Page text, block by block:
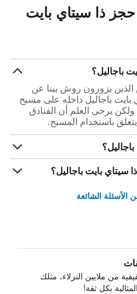
حجز ذا سيتاي بايت
باجاليل؟
يزورون روش بينا عن
باجاليل داخله على مسبح
ولكن يرجى العلم أن الفنادق
باستخدام المسبح.
سيتاي بايت باجاليل؟
الشائعة
من ملايين النزلاء، مثلك
بكل ثقة!